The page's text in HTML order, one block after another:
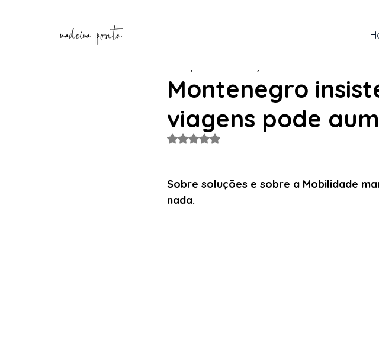
Montenegro
viagens pode
Avaliado com NaN de 5 estrelas.
Sobre soluções e sobre a Mobilidade
nada.